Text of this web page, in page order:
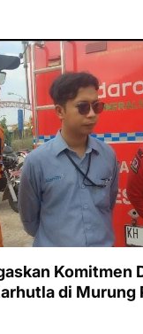
Komitmen
di Murung